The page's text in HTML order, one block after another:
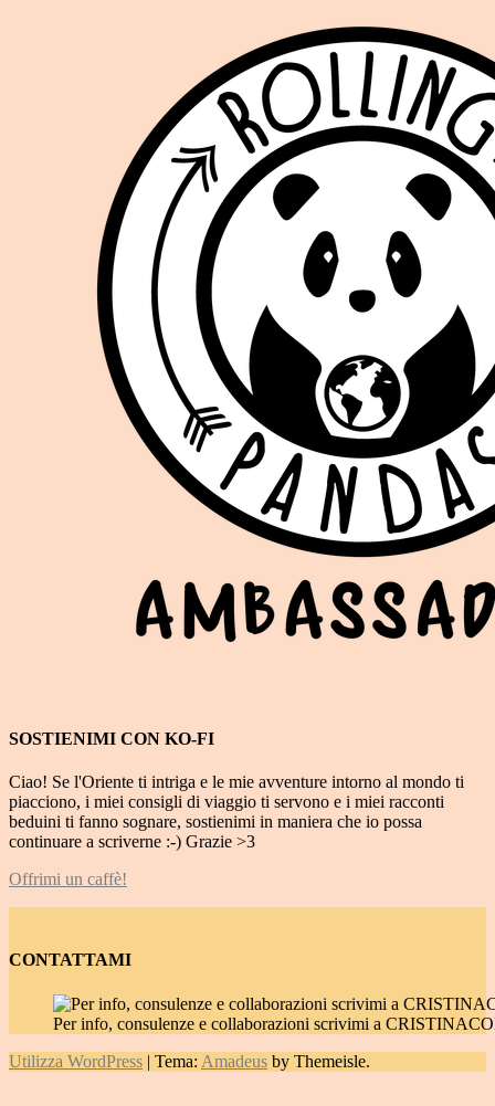
SOSTIENIMI CON KO-FI
Ciao! Se l'Oriente ti intriga e le mie avventure intorno al mondo ti
piacciono, i miei consigli di viaggio ti servono e i miei racconti
beduini ti fanno sognare, sostienimi in maniera che io possa
continuare a scriverne :-) Grazie >3
Offrimi un caffè!
CONTATTAMI
Per info, consulenze e collaborazioni scrivimi a
Utilizza WordPress | Tema: Amadeus by Themeisle.